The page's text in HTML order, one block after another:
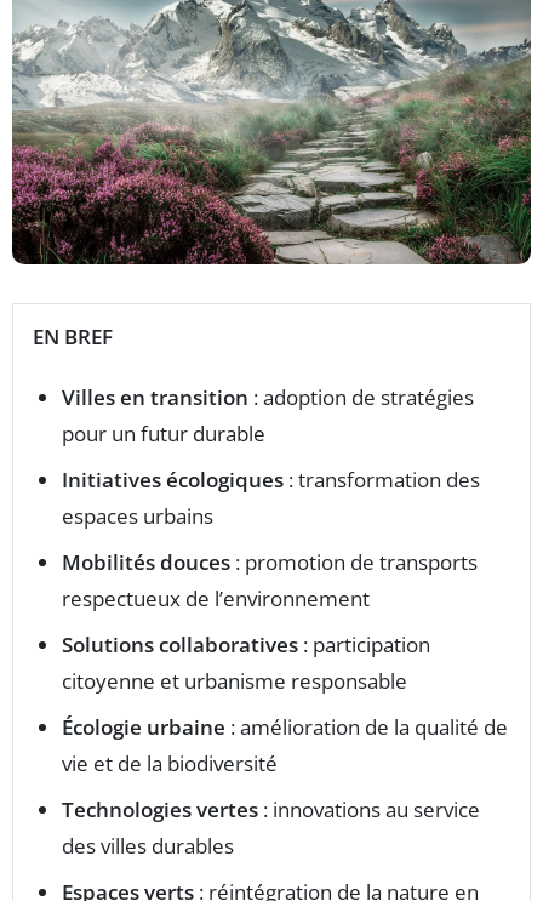
EN BREF
Villes en transition : adoption de stratégies
pour un futur durable
Initiatives écologiques : transformation des
espaces urbains
Mobilités douces : promotion de transports
respectueux de l’environnement
Solutions collaboratives : participation
citoyenne et urbanisme responsable
Écologie urbaine : amélioration de la qualité de
vie et de la biodiversité
Technologies vertes : innovations au service
des villes durables
Espaces verts : réintégration de la nature en